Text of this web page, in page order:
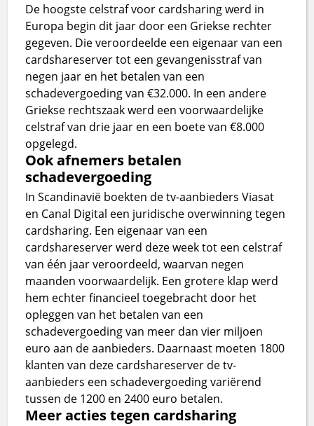
De hoogste celstraf voor cardsharing werd in
Europa begin dit jaar door een Griekse rechter
gegeven. Die veroordeelde een eigenaar van een
cardshareserver tot een gevangenisstraf van
negen jaar en het betalen van een
schadevergoeding van €32.000. In een andere
Griekse rechtszaak werd een voorwaardelijke
celstraf van drie jaar en een boete van €8.000
opgelegd.
Ook afnemers betalen
schadevergoeding
In Scandinavië boekten de tv-aanbieders Viasat
en Canal Digital een juridische overwinning tegen
cardsharing. Een eigenaar van een
cardshareserver werd deze week tot een celstraf
van één jaar veroordeeld, waarvan negen
maanden voorwaardelijk. Een grotere klap werd
hem echter financieel toegebracht door het
opleggen van het betalen van een
schadevergoeding van meer dan vier miljoen
euro aan de aanbieders. Daarnaast moeten 1800
klanten van deze cardshareserver de tv-
aanbieders een schadevergoeding variërend
tussen de 1200 en 2400 euro betalen.
Meer acties tegen cardsharing